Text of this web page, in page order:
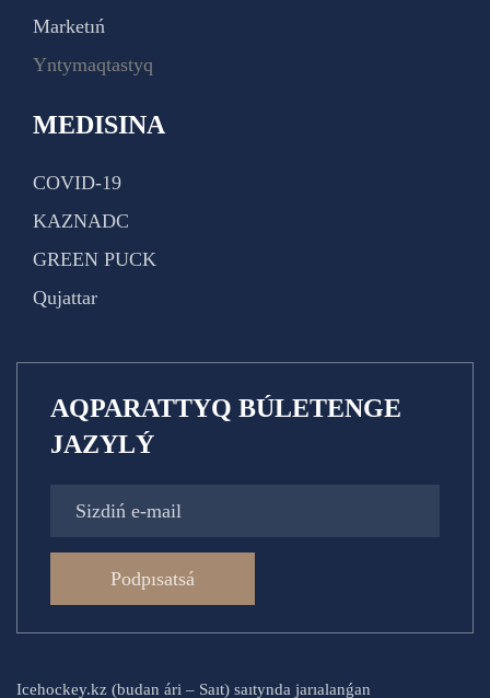
Marketıń
Yntymaqtastyq
MEDISINA
COVID-19
KAZNADC
GREEN PUCK
Qujattar
AQPARATTYQ BÚLETENGE
JAZYLÝ
Podpısatsá
Icehockey.kz (budan ári – Saıt) saıtynda jarıalanǵan